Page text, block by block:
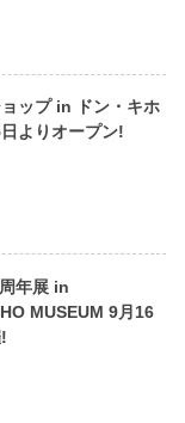
ップ in ドン・キホ
よりオープン!
年展 in
MUSEUM 9月16